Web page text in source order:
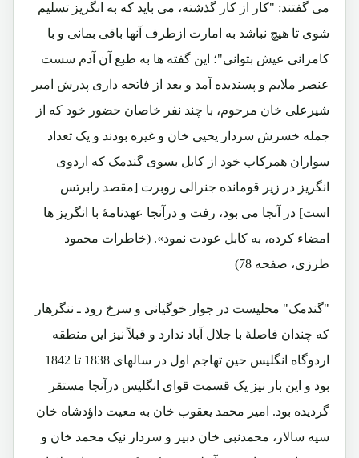
می گفتند: "کار از کار گذشته، می باید که به انگریز تسلیم
شوی تا هیچ نباشد به امارت ازطرف آنها باقی بمانی و با
کامرانی عیش بتوانی"؛ این گفته ها به طبع آن آدم سست
عنصر ملایم و پسندیده آمد و بعد از فاتحه داری پدرش امیر
شیرعلی خان مرحوم، با چند نفر خاصان حضور خود که از
جمله خسرش سردار یحیی خان و غیره بودند و یک تعداد
سواران همرکاب خود از کابل بسوی گندمک که اردوی
انگریز در زیر قومانده جنرالی روبرت [مقصد رابرتس
است] در آنجا می بود، رفت و درآنجا عهدنامۀ با انگریز ها
امضاء کرده، به کابل عودت نمود». (خاطرات محمود
طرزی، صفحه 78)
"گندمک" محلیست در جوار خوگیانی و سرخ رود ـ ننگرهار
که چندان فاصلۀ با جلال آباد ندارد و قبلاً نیز این منطقه
اردوگاه انگلیس حین تهاجم اول در سالهای 1838 تا 1842
بود و این بار نیز یک قسمت قوای انگلیس درآنجا مستقر
گردیده بود. امیر محمد یعقوب خان به معیت داؤدشاه خان
سپه سالار، محمدنبی خان دبیر و سردار نیک محمد خان و